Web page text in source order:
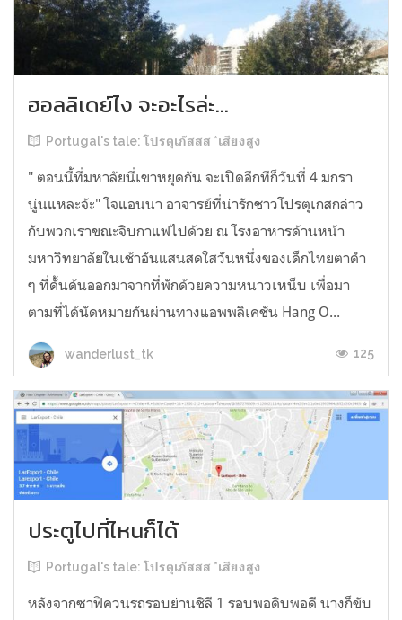
ฮอลลิเดย์ไง จะอะไรล่ะ...
Portugal's tale: โปรตุเก๊สสส *เสียงสูง
" ตอนนี้ที่มหาลัยนี่เขาหยุดกัน จะเปิดอีกทีก็วันที่ 4 มกรา
นู่นแหละจ้ะ" โจแอนนา อาจารย์ที่น่ารักชาวโปรตุเกสกล่าว
กับพวกเราขณะจิบกาแฟไปด้วย ณ โรงอาหารด้านหน้า
มหาวิทยาลัยในเช้าอันแสนสดใสวันหนึ่งของเด็กไทยตาดำ
ๆ ที่ดั้นด้นออกมาจากที่พักด้วยความหนาวเหน็บ เพื่อมา
ตามที่ได้นัดหมายกันผ่านทางแอพพลิเคชัน Hang O...
wanderlust_tk 125
ประตูไปที่ไหนก็ได้
Portugal's tale: โปรตุเก๊สสส *เสียงสูง
หลังจากซาฟิควนรถรอบย่านชิลี 1 รอบพอดิบพอดี นางก็ขับ